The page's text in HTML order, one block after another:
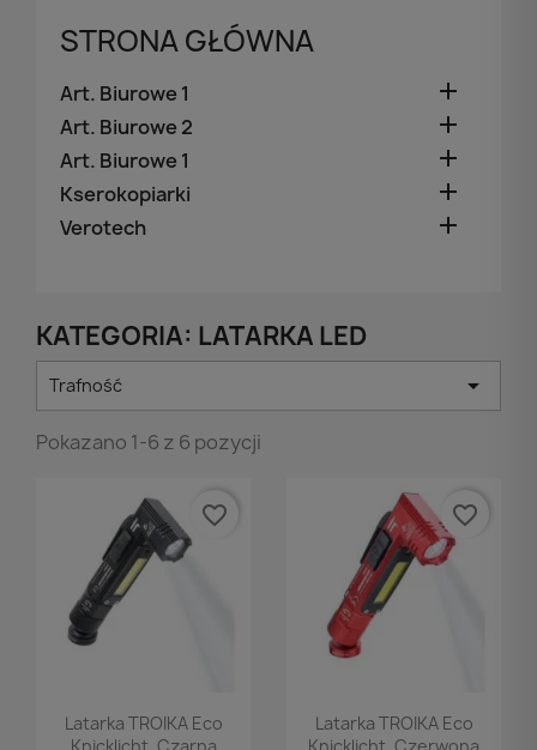
STRONA GŁÓWNA
Art. Biurowe 1 
Art. Biurowe 2 
Art. Biurowe 1 
Kserokopiarki 
Verotech 
KATEGORIA: LATARKA LED
Trafność 
Pokazano 1-6 z 6 pozycji
Podgląd
Latarka TROIKA Eco
favorite_border
Podgląd
Latarka TROIKA Eco
favorite_border